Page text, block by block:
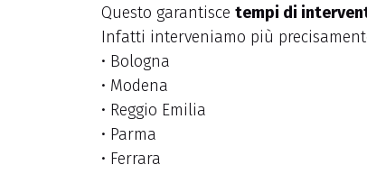
Questo garantisce tempi di
Infatti interveniamo più
• Bologna
• Modena
• Reggio Emilia
• Parma
• Ferrara